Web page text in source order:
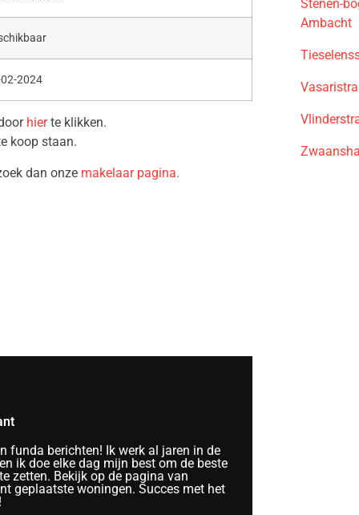
2024
hierte klikken.
koop staan.
dan onze makelaar pagina.
funda berichten! Ik werk al jaren in de
ik doe elke dag mijn best om de beste
zetten. Bekijk op de pagina van
geplaatste woningen. Succes met het
Stenen-
Ambacht